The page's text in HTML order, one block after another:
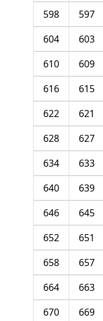
597
598
603
604
609
610
615
616
621
622
627
628
633
634
639
640
645
646
651
652
657
658
663
664
669
670